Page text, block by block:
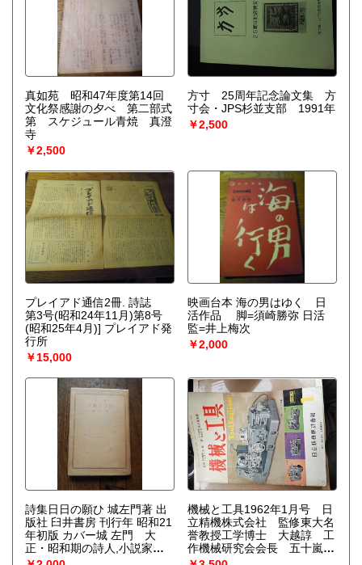
て、統一的な観点からの説明を試みる。
真如苑 昭和47年度第14回
文化祭感謝の夕べ 第二部式
第 スケジュール青焼 真澄
寺
￥2,500
方寸 25周年記念論文集 方
寸会・JPS杉並支部 1991年
￥2,500
プレイアド通信2冊. 詩誌
第3号(昭和24年11月)第8号
(昭和25年4月)] プレイアド発
行所
￥15,000
映画台本 海の男はゆく 日
活作品 脚=須崎勝弥 日活
監=井上梅次
￥2,000
詩集日日の願ひ 城左門著 出
版社 臼井書房 刊行年 昭和21
年初版 カバー城 左門 大
正・昭和期の詩人,小説家生
年明治37(1904)年6月10日
機械と工具1962年1月号 日
立精機株式会社 監修東大名
誉教授工学博士 大越諄 工
作機械研究会会長 五十嵐修
蔵